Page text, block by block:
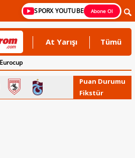
SPORX YOUTUBE Abone Ol
At Yarışı Tümü
Eurocup
Puan Durumu
Fikstür